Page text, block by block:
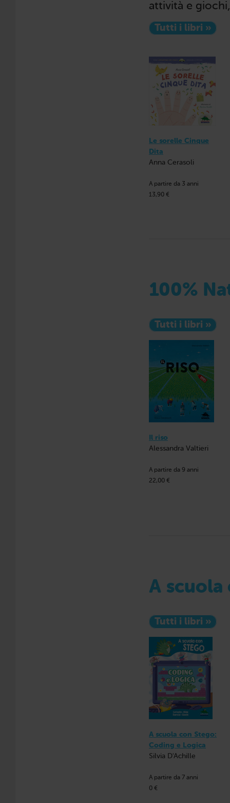
attività e
Tutti i libri »
Le sorelle Cinque
Dita
Anna Cerasoli
A partire da 3 anni
13,90 €
100%
Tutti i libri »
Il riso
Alessandra Valtieri
A partire da 9 anni
22,00 €
A scuola
Tutti i libri »
A scuola con Stego:
Coding e Logica
Silvia D'Achille
A partire da 7 anni
0 €